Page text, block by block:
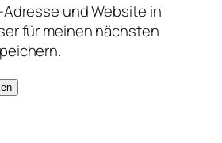
Adresse und Website in
für meinen nächsten